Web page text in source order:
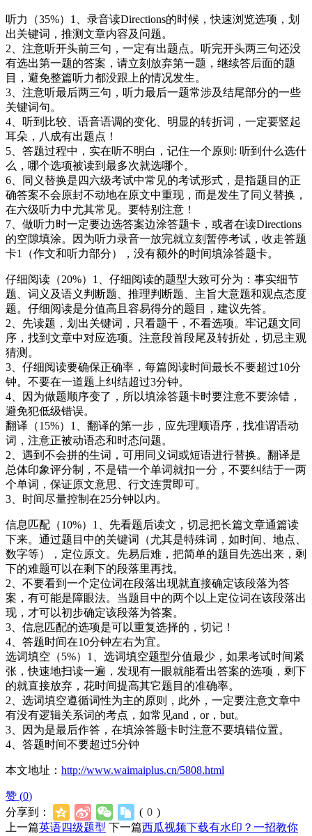
听力（35%）1、录音读Directions的时候，快速浏览选项，划
出关键词，推测文章内容及问题。
2、注意听开头前三句，一定有出题点。听完开头两三句还没
有选出第一题的答案，请立刻放弃第一题，继续答后面的题
目，避免整篇听力都没跟上的情况发生。
3、注意听最后两三句，听力最后一题常涉及结尾部分的一些
关键词句。
4、听到比较、语音语调的变化、明显的转折词，一定要竖起
耳朵，八成有出题点！
5、答题过程中，实在听不明白，记住一个原则: 听到什么选什
么，哪个选项被读到最多次就选哪个。
6、同义替换是四六级考试中常见的考试形式，是指题目的正
确答案不会原封不动地在原文中重现，而是发生了同义替换，
在六级听力中尤其常见。要特别注意！
7、做听力时一定要边选答案边涂答题卡，或者在读Directions
的空隙填涂。因为听力录音一放完就立刻暂停考试，收走答题
卡1（作文和听力部分），没有额外的时间填涂答题卡。
仔细阅读（20%）1、仔细阅读的题型大致可分为：事实细节
题、词义及语义判断题、推理判断题、主旨大意题和观点态度
题。仔细阅读是分值高且容易得分的题目，建议先答。
2、先读题，划出关键词，只看题干，不看选项。牢记题文同
序，找到文章中对应选项。注意段首段尾及转折处，切忌主观
猜测。
3、仔细阅读要确保正确率，每篇阅读时间最长不要超过10分
钟。不要在一道题上纠结超过3分钟。
4、因为做题顺序变了，所以填涂答题卡时要注意不要涂错，
避免犯低级错误。
翻译（15%）1、翻译的第一步，应先理顺语序，找准谓语动
词，注意正被动语态和时态问题。
2、遇到不会拼的生词，可用同义词或短语进行替换。翻译是
总体印象评分制，不是错一个单词就扣一分，不要纠结于一两
个单词，保证原文意思、行文连贯即可。
3、时间尽量控制在25分钟以内。
信息匹配（10%）1、先看题后读文，切忌把长篇文章通篇读
下来。通过题目中的关键词（尤其是特殊词，如时间、地点、
数字等），定位原文。先易后难，把简单的题目先选出来，剩
下的难题可以在剩下的段落里再找。
2、不要看到一个定位词在段落出现就直接确定该段落为答
案，有可能是障眼法。当题目中的两个以上定位词在该段落出
现，才可以初步确定该段落为答案。
3、信息匹配的选项是可以重复选择的，切记！
4、答题时间在10分钟左右为宜。
选词填空（5%）1、选词填空题型分值最少，如果考试时间紧
张，快速地扫读一遍，发现有一眼就能看出答案的选项，剩下
的就直接放弃，花时间提高其它题目的准确率。
2、选词填空遵循词性为主的原则，此外，一定要注意文章中
有没有逻辑关系词的考点，如常见and，or，but。
3、因为是最后作答，在填涂答题卡时注意不要填错位置。
4、答题时间不要超过5分钟
本文地址： http://www.waimaiplus.cn/5808.html
赞 (0)
分享到：
( 0 )
上一篇英语四级题型 下一篇西瓜视频下载有水印？一招教你